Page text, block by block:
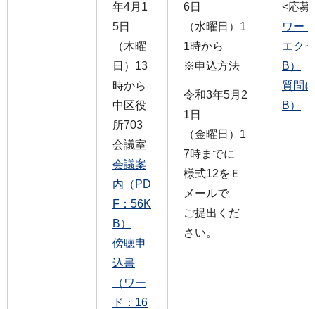
年4月1
5日
（木曜
日）13
時から
中区役
所703
会議室
会議案
内（PD
F：56K
B）
傍聴申
込書
（ワー
ド：16
6日
（水曜日）1
1時から
※申込方法
令和3年5月2
1日
（金曜日）1
7時までに
様式12をＥ
メールで
ご提出くだ
さい。
<応募
ワー
エク
B）
質問
B）